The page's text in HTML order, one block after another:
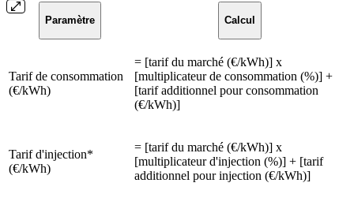
Paramètre Calcul
Tarif de consommation
(€/kWh)
= [tarif du marché (€/kWh)] x
[multiplicateur de consommation (%)] +
[tarif additionnel pour consommation
(€/kWh)]
Tarif d'injection*
(€/kWh)
= [tarif du marché (€/kWh)] x
[multiplicateur d'injection (%)] + [tarif
additionnel pour injection (€/kWh)]